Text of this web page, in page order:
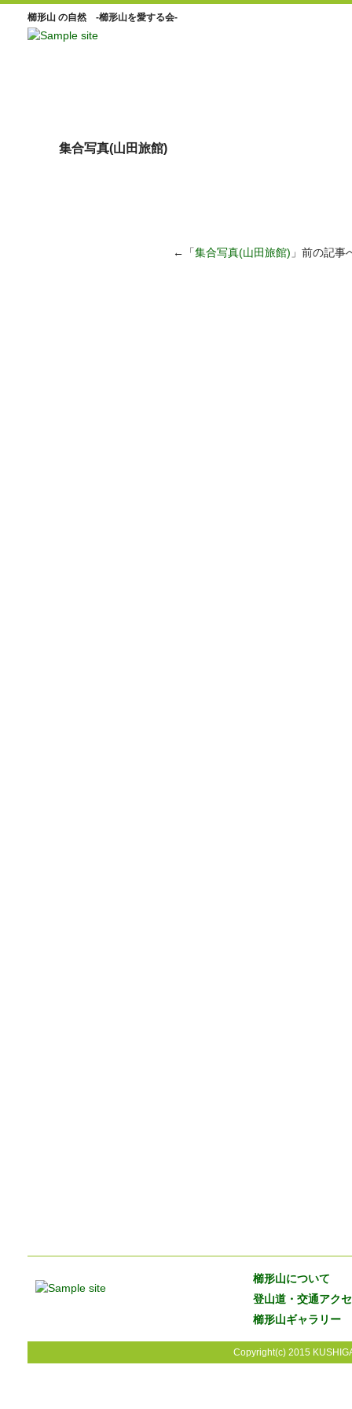
櫛形山 の自然 -櫛形山を愛する会-
集合写真(山田旅館)
←「集合写真(山田旅館) 」前の記
櫛形山について
登山道・交通アク
櫛形山ギャラリー
Copyright(c) 2015